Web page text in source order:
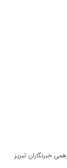
خبرنگاران تبریز